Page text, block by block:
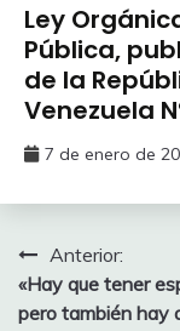
Ley
Pública,
de la
Venezuela
7 de enero de
Anterior:
«Hay que tener
pero también hay